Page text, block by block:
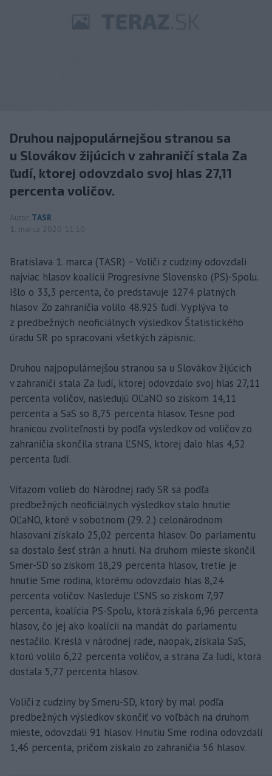
Druhou najpopulárnejšou stranou sa
u Slovákov žijúcich v zahraničí stala Za
ľudí, ktorej odovzdalo svoj hlas 27,11
percenta voličov.
Autor TASR
1. marca 2020 11:10
Bratislava 1. marca (TASR) – Voliči z cudziny odovzdali
najviac hlasov koalícii Progresívne Slovensko (PS)-Spolu.
Išlo o 33,3 percenta, čo predstavuje 1274 platných
hlasov. Zo zahraničia volilo 48.925 ľudí. Vyplýva to
z predbežných neoficiálnych výsledkov Štatistického
úradu SR po spracovaní všetkých zápisníc.
Druhou najpopulárnejšou stranou sa u Slovákov žijúcich
v zahraničí stala Za ľudí, ktorej odovzdalo svoj hlas 27,11
percenta voličov, nasledujú OĽaNO so ziskom 14,11
percenta a SaS so 8,75 percenta hlasov. Tesne pod
hranicou zvoliteľnosti by podľa výsledkov od voličov zo
zahraničia skončila strana ĽSNS, ktorej dalo hlas 4,52
percenta ľudí.
Víťazom volieb do Národnej rady SR sa podľa
predbežných neoficiálnych výsledkov stalo hnutie
OĽaNO, ktoré v sobotnom (29. 2.) celonárodnom
hlasovaní získalo 25,02 percenta hlasov. Do parlamentu
sa dostalo šesť strán a hnutí. Na druhom mieste skončil
Smer-SD so ziskom 18,29 percenta hlasov, tretie je
hnutie Sme rodina, ktorému odovzdalo hlas 8,24
percenta voličov. Nasleduje ĽSNS so ziskom 7,97
percenta, koalícia PS-Spolu, ktorá získala 6,96 percenta
hlasov, čo jej ako koalícii na mandát do parlamentu
nestačilo. Kreslá v národnej rade, naopak, získala SaS,
ktorú volilo 6,22 percenta voličov, a strana Za ľudí, ktorá
dostala 5,77 percenta hlasov.
Voliči z cudziny by Smeru-SD, ktorý by mal podľa
predbežných výsledkov skončiť vo voľbách na druhom
mieste, odovzdali 91 hlasov. Hnutiu Sme rodina odovzdali
1,46 percenta, pričom získalo zo zahraničia 56 hlasov.